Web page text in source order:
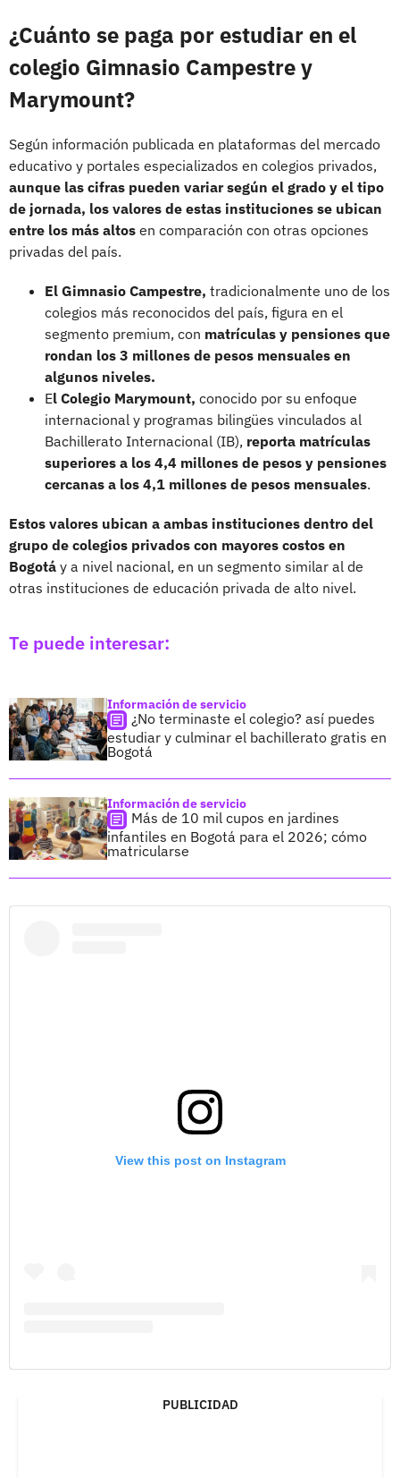
¿Cuánto se paga por estudiar en el
colegio Gimnasio Campestre y
Marymount?
Según información publicada en plataformas del mercado
educativo y portales especializados en colegios privados,
aunque las cifras pueden variar según el grado y el tipo
de jornada, los valores de estas instituciones se ubican
entre los más altos en comparación con otras opciones
privadas del país.
El Gimnasio Campestre, tradicionalmente uno de los
colegios más reconocidos del país, figura en el
segmento premium, con matrículas y pensiones que
rondan los 3 millones de pesos mensuales en
algunos niveles.
El Colegio Marymount, conocido por su enfoque
internacional y programas bilingües vinculados al
Bachillerato Internacional (IB), reporta matrículas
superiores a los 4,4 millones de pesos y pensiones
cercanas a los 4,1 millones de pesos mensuales.
Estos valores ubican a ambas instituciones dentro del
grupo de colegios privados con mayores costos en
Bogotá y a nivel nacional, en un segmento similar al de
otras instituciones de educación privada de alto nivel.
Te puede interesar:
Información de servicio
¿No terminaste el colegio? así puedes
estudiar y culminar el bachillerato gratis en
Bogotá
Información de servicio
Más de 10 mil cupos en jardines
infantiles en Bogotá para el 2026; cómo
matricularse
View this post on Instagram
PUBLICIDAD